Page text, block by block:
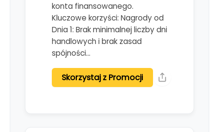
konta finansowanego.
Kluczowe korzyści: Nagrody od
Dnia 1: Brak minimalnej liczby dni
handlowych i brak zasad
spójności…
Skorzystaj z Promocji